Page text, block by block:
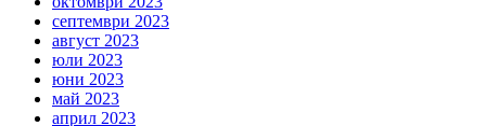
септември 2023
август 2023
юли 2023
юни 2023
май 2023
април 2023